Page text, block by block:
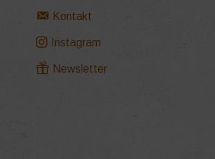
Kontakt
Instagram
Newsletter